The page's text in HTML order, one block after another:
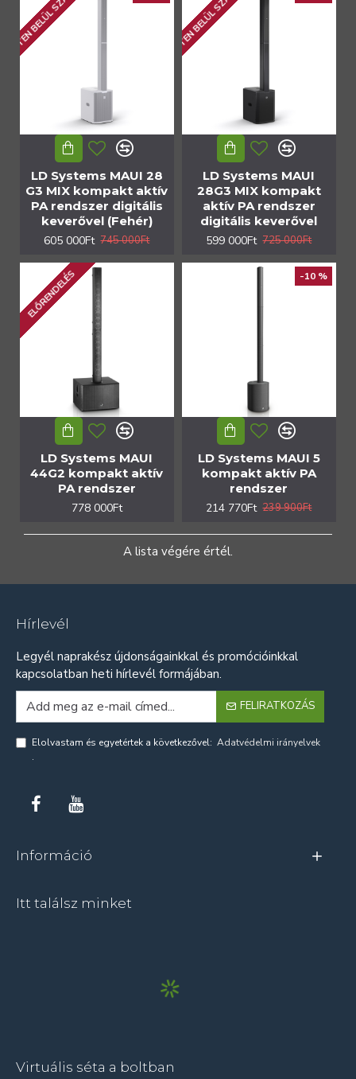
LD Systems MAUI 28
G3 MIX kompakt aktív
PA rendszer digitális
keverővel (Fehér)
605 000Ft 745 000Ft
LD Systems MAUI
28G3 MIX kompakt
aktív PA rendszer
digitális keverővel
599 000Ft 725 000Ft
ELŐRENDELÉS
LD Systems MAUI
44G2 kompakt aktív
PA rendszer
778 000Ft
-10 %
LD Systems MAUI 5
kompakt aktív PA
rendszer
214 770Ft 239 900Ft
A lista végére értél.
Hírlevél
Legyél naprakész újdonságainkkal és promócióinkkal
kapcsolatban heti hírlevél formájában.
FELIRATKOZÁS
Elolvastam és egyetértek a következővel: Adatvédelmi irányelvek
.
Információ
Itt találsz minket
Virtuális séta a boltban